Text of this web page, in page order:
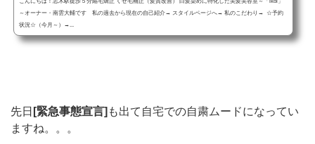
～オーナー・南雲大輔です 私の過去から現在の自己紹介→ スタイルページへ→ 私のこだわり→ ☆予約
状況☆（今月～）→...
先日 [緊急事態宣言] も出て自宅での自粛ムードになってい
ますね。。。